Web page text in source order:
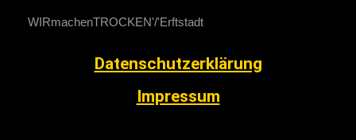
WIRmachenTROCKEN Erftstadt
Datenschutzerklärung
Impressum